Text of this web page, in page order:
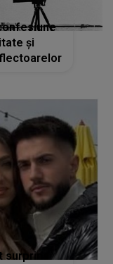
și
surprins